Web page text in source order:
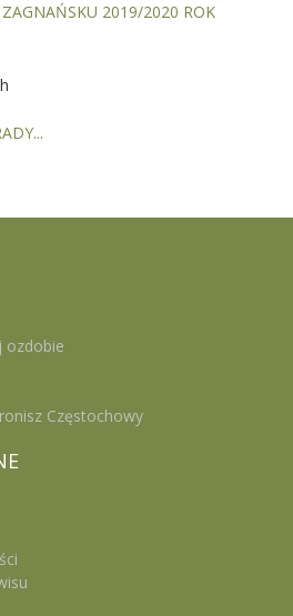
2019/2020 ROK
ozdobie
Częstochowy